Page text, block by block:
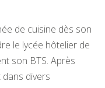
de cuisine dès son
le lycée hôtelier de
son BTS. Après
dans divers